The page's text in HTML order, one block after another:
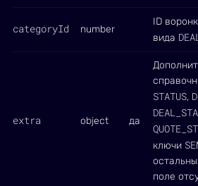
categoryId number
ID
вида
extra object да
STATUS,
ключи
поле